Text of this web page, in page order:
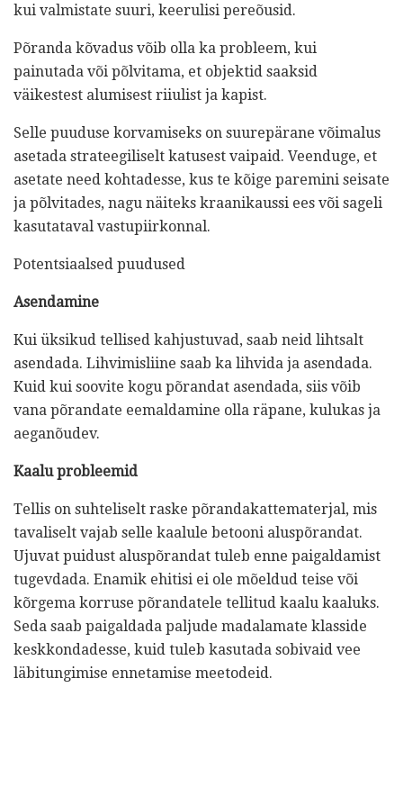
kui valmistate suuri, keerulisi pereõusid.
Põranda kõvadus võib olla ka probleem, kui
painutada või põlvitama, et objektid saaksid
väikestest alumisest riiulist ja kapist.
Selle puuduse korvamiseks on suurepärane võimalus
asetada strateegiliselt katusest vaipaid. Veenduge, et
asetate need kohtadesse, kus te kõige paremini seisate
ja põlvitades, nagu näiteks kraanikaussi ees või sageli
kasutataval vastupiirkonnal.
Potentsiaalsed puudused
Asendamine
Kui üksikud tellised kahjustuvad, saab neid lihtsalt
asendada. Lihvimisliine saab ka lihvida ja asendada.
Kuid kui soovite kogu põrandat asendada, siis võib
vana põrandate eemaldamine olla räpane, kulukas ja
aeganõudev.
Kaalu probleemid
Tellis on suhteliselt raske põrandakattematerjal, mis
tavaliselt vajab selle kaalule betooni aluspõrandat.
Ujuvat puidust aluspõrandat tuleb enne paigaldamist
tugevdada. Enamik ehitisi ei ole mõeldud teise või
kõrgema korruse põrandatele tellitud kaalu kaaluks.
Seda saab paigaldada paljude madalamate klasside
keskkondadesse, kuid tuleb kasutada sobivaid vee
läbitungimise ennetamise meetodeid.